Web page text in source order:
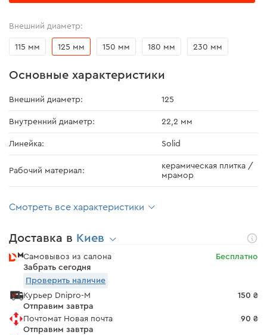
Внешний диаметр:
115 мм 125 мм 150 мм 180 мм 230 мм
Основные характеристики
Внешний диаметр: 125
Внутренний диаметр: 22,2 мм
Линейка: Solid
Рабочий материал:
керамическая плитка /
мрамор
Смотреть все характеристики
Доставка в Киев
Самовывоз из салона
Забрать сегодня
Бесплатно
Проверить наличие
Курьер Dnipro-M
Отправим завтра
150 ₴
Почтомат Новая почта
Отправим завтра
90 ₴